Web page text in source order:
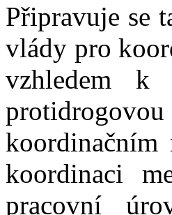
Připravuje se
vlády pro
vzhledem k
koordinaci
pracovní